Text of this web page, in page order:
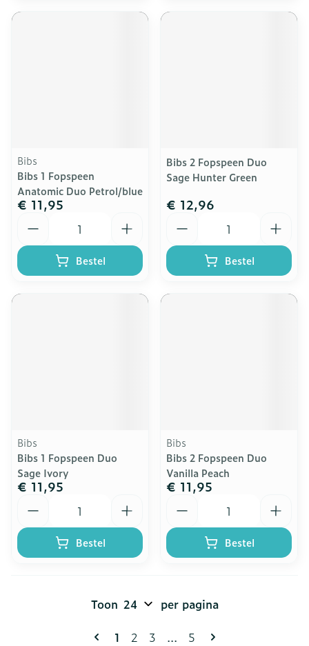
Bibs
Bibs 1 Fopspeen
Anatomic Duo Petrol/blue
€ 11,95
Bestel
Bibs 2 Fopspeen Duo
Sage Hunter Green
€ 12,96
Bestel
Bibs
Bibs 1 Fopspeen Duo
Sage Ivory
€ 11,95
Bestel
Bibs
Bibs 2 Fopspeen Duo
Vanilla Peach
€ 11,95
Bestel
Pagina's
U lees momenteel pagina
1 Pagina
2 Pagina
3 ... Pagina
5
Toon per pagina